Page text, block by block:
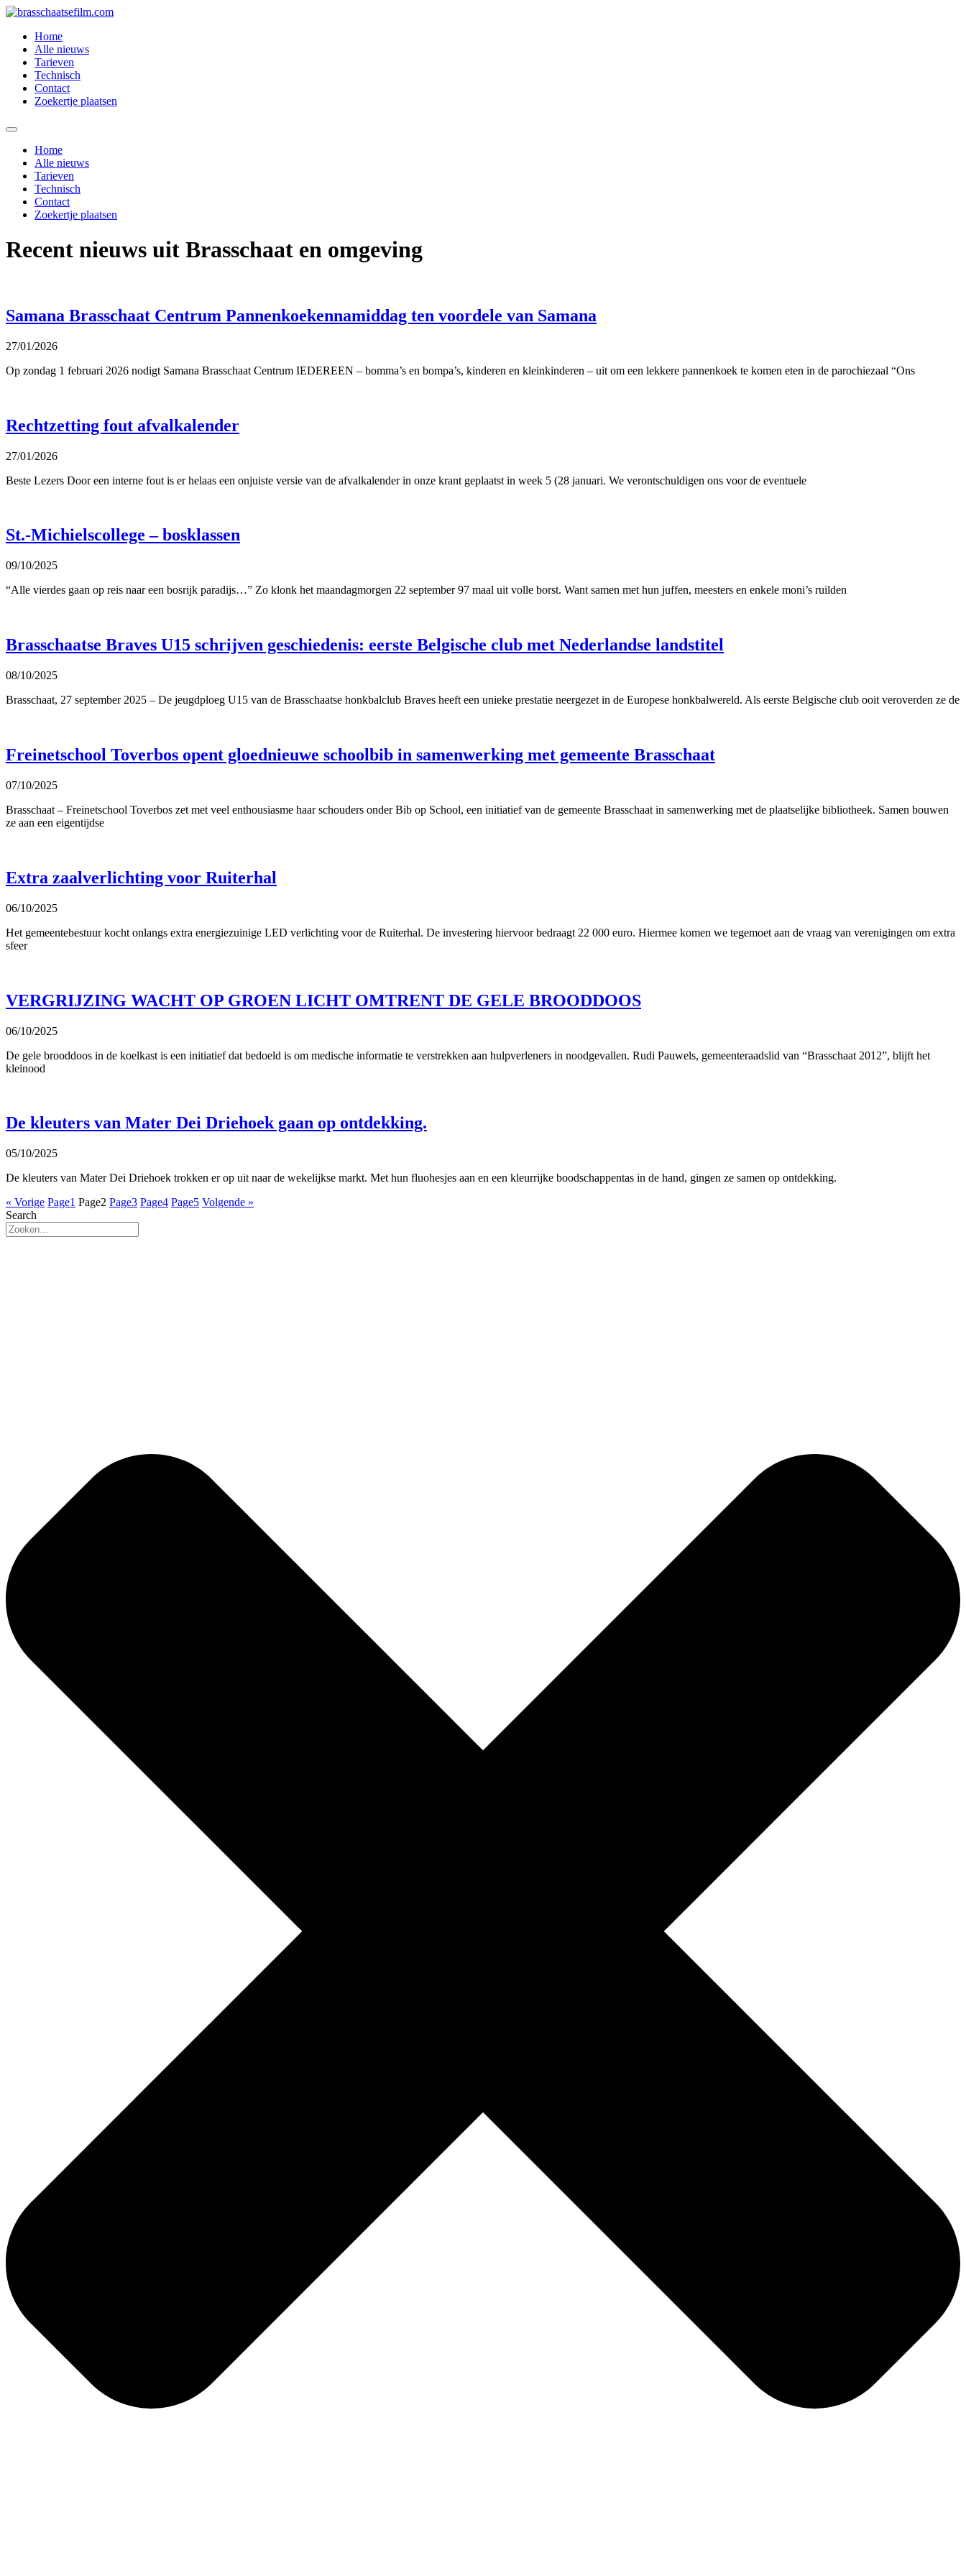
Spring
inhoud
Home
Alle nieuws
Tarieven
Technisch
Contact
Zoekertje plaatsen
Home
Alle nieuws
Tarieven
Technisch
Contact
Zoekertje plaatsen
Recent nieuws uit Brasschaat en omgeving
Samana Brasschaat Centrum Pannenkoekennamiddag ten voordele van Samana
27/01/2026
Op zondag 1 februari 2026 nodigt Samana Brasschaat Centrum IEDEREEN – bomma’s en bompa’s, kinderen en kleinkinderen – uit om een lekkere pannenkoek te komen eten in de parochiezaal “Ons
Rechtzetting fout afvalkalender
27/01/2026
Beste Lezers Door een interne fout is er helaas een onjuiste versie van de afvalkalender in onze krant geplaatst in week 5 (28 januari. We verontschuldigen ons voor de eventuele
St.-Michielscollege – bosklassen
09/10/2025
“Alle vierdes gaan op reis naar een bosrijk paradijs…” Zo klonk het maandagmorgen 22 september 97 maal uit volle borst. Want samen met hun juffen, meesters en enkele moni’s ruilden
Brasschaatse Braves U15 schrijven geschiedenis: eerste Belgische club met Nederlandse landstitel
08/10/2025
Brasschaat, 27 september 2025 – De jeugdploeg U15 van de Brasschaatse honkbalclub Braves heeft een unieke prestatie neergezet in de Europese honkbalwereld. Als eerste Belgische club ooit veroverden ze de
Freinetschool Toverbos opent gloednieuwe schoolbib in samenwerking met gemeente Brasschaat
07/10/2025
Brasschaat – Freinetschool Toverbos zet met veel enthousiasme haar schouders onder Bib op School, een initiatief van de gemeente Brasschaat in samenwerking met de plaatselijke bibliotheek. Samen bouwen
ze aan een eigentijdse
Extra zaalverlichting voor Ruiterhal
06/10/2025
Het gemeentebestuur kocht onlangs extra energiezuinige LED verlichting voor de Ruiterhal. De investering hiervoor bedraagt 22 000 euro. Hiermee komen we tegemoet aan de vraag van verenigingen om extra
sfeer
VERGRIJZING WACHT OP GROEN LICHT OMTRENT DE GELE BROODDOOS
06/10/2025
De gele brooddoos in de koelkast is een initiatief dat bedoeld is om medische informatie te verstrekken aan hulpverleners in noodgevallen. Rudi Pauwels, gemeenteraadslid van “Brasschaat 2012”, blijft het
kleinood
De kleuters van Mater Dei Driehoek gaan op ontdekking.
05/10/2025
De kleuters van Mater Dei Driehoek trokken er op uit naar de wekelijkse markt. Met hun fluohesjes aan en een kleurrijke boodschappentas in de hand, gingen ze samen op ontdekking.
« Vorige Page1 Page2 Page3 Page4 Page5 Volgende »
Search